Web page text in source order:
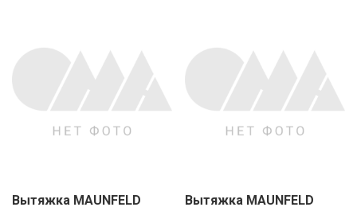
Вытяжка MAUNFELD
Вытяжка MAUNFELD